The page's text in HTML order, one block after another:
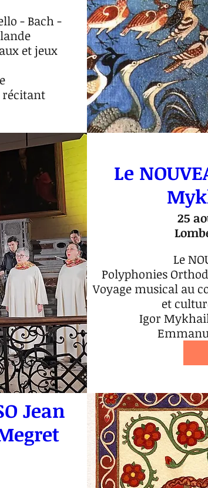
- Bach -
et jeux
récitant
Le
25
Le
Polyphonies
Voyage musical au
et
Igor
Jean